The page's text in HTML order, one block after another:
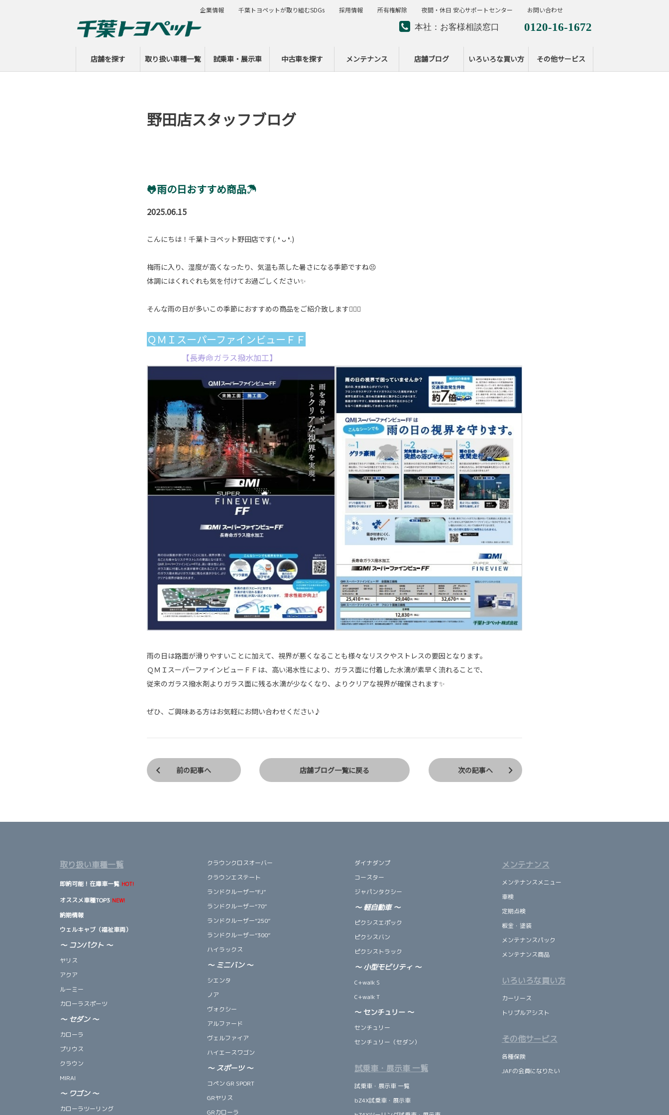
本社：お客様相談窓口 0120-16-1672
ー
店舗を探す 取り扱い車種一覧 試乗車・展示車 中古車を探す メンテナンス 店舗ブログ いろいろな買い方 その他サービス
企業情報 千葉トヨペットが取り組むSDGs 採用情報 所有権解除 夜間・休日 安心サポートセンター お問い合わせ
野田店スタッフブログ
🐸雨の日おすすめ商品☂
2025.06.15
こんにちは！千葉トヨペット野田店です(. ❛ ᴗ ❛.)
梅雨に入り、湿度が高くなったり、気温も蒸した暑さになる季節ですね😣
体調にはくれぐれも気を付けてお過ごしください✨
そんな雨の日が多いこの季節におすすめの商品をご紹介致します💁🏻‍♀️
ＱＭＩスーパーファインビューＦＦ
【長寿命ガラス撥水加工】
雨の日は路面が滑りやすいことに加えて、視界が悪くなることも様々なリスクやストレスの要因となります。
ＱＭＩスーパーファインビューＦＦは、高い渇水性により、ガラス面に付着した水滴が素早く流れることで、
従来のガラス撥水剤よりガラス面に残る水滴が少なくなり、よりクリアな視界が確保されます✨
ぜひ、ご興味ある方はお気軽にお問い合わせください♪
前の記事へ 店舗ブログ一覧に戻る 次の記事へ
取り扱い車種一覧
即納可能！在庫車一覧 HOT!
オススメ車種TOP3 NEW!
納期情報
ウェルキャブ（福祉車両）
～ コンパクト ～
ヤリス
アクア
ルーミー
カローラスポーツ
～ セダン ～
カローラ
プリウス
クラウン
MIRAI
～ ワゴン ～
カローラツーリング
クラウンクロスオーバー
クラウンエステート
ランドクルーザー“FJ”
ランドクルーザー“70”
ランドクルーザー“250”
ランドクルーザー“300”
ハイラックス
～ ミニバン ～
シエンタ
ノア
ヴォクシー
アルファード
ヴェルファイア
ハイエースワゴン
～ スポーツ ～
コペン GR SPORT
GRヤリス
GRカローラ
ダイナダンプ
コースター
ジャパンタクシー
～ 軽自動車～
ピクシスエポック
ピクシスバン
ピクシストラック
～ 小型モビリティ ～
C+walk S
C+walk T
～ センチュリー ～
センチュリー
センチュリー（セダン）
試乗車・展示車 一覧
試乗車・展示車 一覧
bZ4X試乗車・展示車
メンテナンス
メンテナンスメニュー
車検
定期点検
板金・塗装
メンテナンスパック
メンテナンス商品
いろいろな買い方
カーリース
トリプルアシスト
その他サービス
各種保険
JAFの会員になりたい